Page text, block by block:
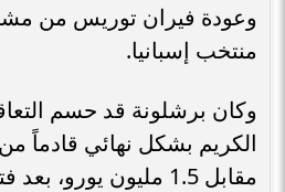
وعودة فيران توريس من
منتخب إسبانيا.
وكان برشلونة قد حسم
الكريم بشكل نهائي قادماً
مقابل 1.5 مليون